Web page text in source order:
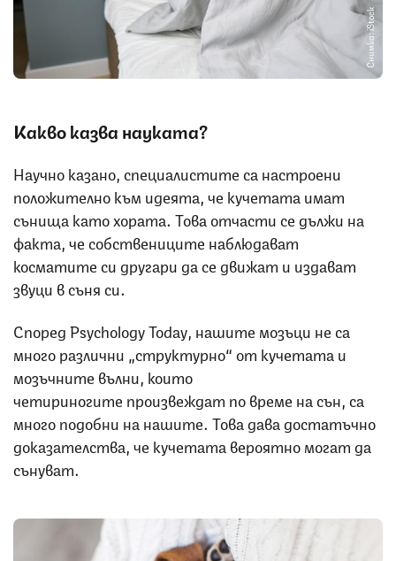
Снимка: iStock
Какво казва науката?
Научно казано, специалистите са настроени
положително към идеята, че кучетата имат
сънища като хората. Това отчасти се дължи на
факта, че собствениците наблюдават
косматите си другари да се движат и издават
звуци в съня си.
Според Psychology Today, нашите мозъци не са
много различни „структурно“ от кучетата и
мозъчните вълни, които
четириногите произвеждат по време на сън, са
много подобни на нашите. Това дава достатъчно
доказателства, че кучетата вероятно могат да
сънуват.